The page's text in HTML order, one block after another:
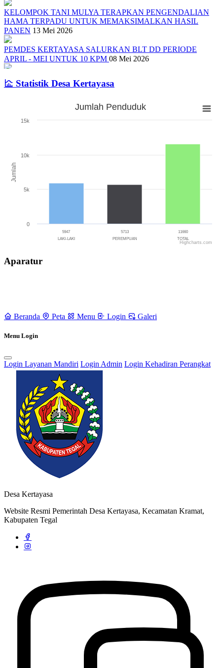
KELOMPOK TANI MULYA TERAPKAN PENGENDALIAN
HAMA TERPADU UNTUK MEMAKSIMALKAN HASIL
PANEN 13 Mei 2026
PEMDES KERTAYASA SALURKAN BLT DD PERIODE
APRIL - MEI UNTUK 10 KPM 08 Mei 2026
SOSIALISASI TENTANG PEMILIHAN ANGGOTA BPD DAN
PEMBENTUKAN PANITIA PENGISIAN ANGGOTA BPD
PEMERINTAH DESA KERTAYASA SALURKAN BLT DD
PERIODE JANUARI - MARET 2026
Pelantikan dan Pengukuhan Pengurus RT/RW Desa Kertayas Tahun
09 Juli 2020
Rencana Pembangunan Jangka Menengah Desa (RPJMDes) dan
Rencana Kerja Pembangunan Desa (RKPDes)
Pendaftaran Kartu Prakerja Gratis oleh Tim Kita Kompeten di Desa
Kertayasa 24 Juni 2022
04 April 2020
Statistik Desa Kertayasa
Jumlah
Jumlah Penduduk
5947
LAKI-LAKI
5713
PEREMPUAN
11660
TOTAL
0
5k
10k
15k
Highcharts.com
Aparatur
Beranda Peta Menu Login Galeri
Menu Login
Login Layanan Mandiri Login Admin Login Kehadiran Perangkat
Desa Kertayasa
Website Resmi Pemerintah Desa Kertayasa, Kecamatan Kramat,
Kabupaten Tegal